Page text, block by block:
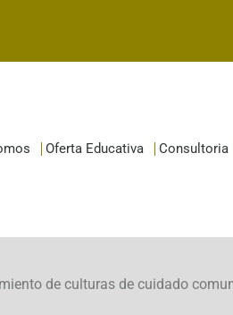
Oferta Educativa Consultoria
de culturas de cuidado